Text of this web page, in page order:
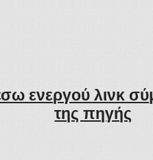
ενεργού λινκ
της πηγής